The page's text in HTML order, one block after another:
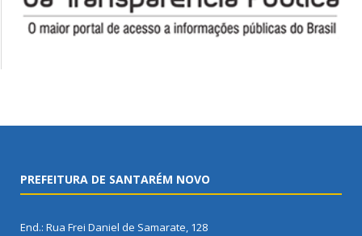
PREFEITURA DE SANTARÉM NOVO
End.: Rua Frei Daniel de Samarate, 128